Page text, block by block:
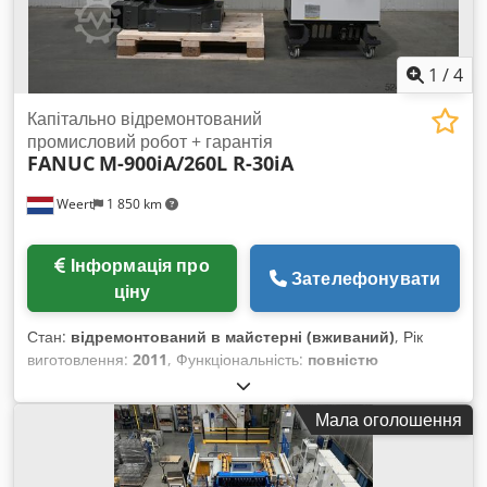
1 /4
Weert 1 850 km
Капітально відремонтований
промисловий робот + гарантія
FANUC M-900iA/260L R-30iA
ціну
Зателефонувати
Стан: відремонтований в майстерні (вживаний), Рік
виготовлення: 2011, Функціональність: повністю
, номер машини/транспортного засобу:
900iA/260L R-30iA, вантажопідйомність:260 кг, довжина
3 100 мм, виробник контролерів:Fanuc, модель
контролера:R-30iA, виробник teach pendant: Fanuc
Обладнання:документація / посібник, IRS Robotics® –
Мала оголошення